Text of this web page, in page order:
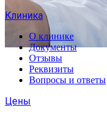
Клиника
О клинике
Документы
Отзывы
Реквизиты
Вопросы и ответы
Цены